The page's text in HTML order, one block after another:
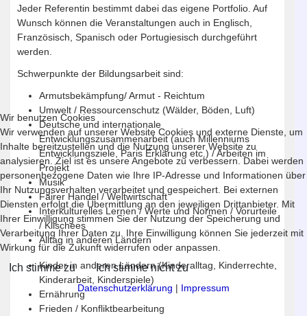
Jeder Referentin bestimmt dabei das eigene Portfolio. Auf
Wunsch können die Veranstaltungen auch in Englisch,
Französisch, Spanisch oder Portugiesisch durchgeführt
werden.
Schwerpunkte der Bildungsarbeit sind:
Armutsbekämpfung/ Armut - Reichtum
Umwelt / Ressourcenschutz (Wälder, Böden, Luft)
Deutsche und internationale
Entwicklungszusammenarbeit (auch Millenniums
Entwicklungsziele, Paris Erklärung etc.) / Arbeiten im
Projekt
Musik
Fairer Handel / Weltwirtschaft
Interkulturelles Lernen / Werte und Normen / Vorurteile
/ Klischees
Alltag in anderen Ländern
Kinder in anderen Ländern (Kinderalltag, Kinderrechte,
Kinderarbeit, Kinderspiele)
Ernährung
Frieden / Konfliktbearbeitung
Wir benutzen Cookies
Wir verwenden auf unserer Website Cookies und externe Dienste, um
Inhalte bereitzustellen und die Nutzung unserer Website zu
analysieren. Ziel ist es unsere Angebote zu verbessern. Dabei werden
personenbezogene Daten wie Ihre IP-Adresse und Informationen über
Ihr Nutzungsverhalten verarbeitet und gespeichert. Bei externen
Diensten erfolgt die Übermittlung an den jeweiligen Drittanbieter. Mit
Ihrer Einwilligung stimmen Sie der Nutzung der Speicherung und
Verarbeitung Ihrer Daten zu. Ihre Einwilligung können Sie jederzeit mit
Wirkung für die Zukunft widerrufen oder anpassen.
Ich stimme zu Ich stimme nicht zu
Datenschutzerklärung | Impressum